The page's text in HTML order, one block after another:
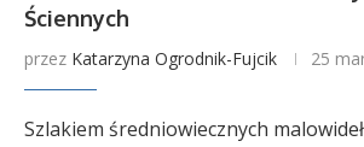
Ściennych
przez Katarzyna Ogrodnik-Fujcik 25
Szlakiem średniowiecznych